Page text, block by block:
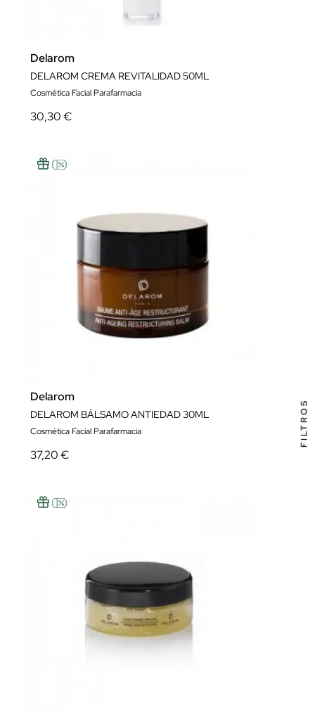
Delarom
DELAROM CREMA REVITALIDAD 50ML
Cosmética Facial Parafarmacia
30,30 €
Delarom
DELAROM BÁLSAMO ANTIEDAD 30ML
Cosmética Facial Parafarmacia
37,20 €
FILTROS